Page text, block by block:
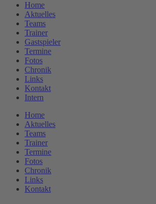
Home
Aktuelles
Teams
Trainer
Gastspieler
Termine
Fotos
Chronik
Links
Kontakt
Intern
Home
Aktuelles
Teams
Trainer
Termine
Fotos
Chronik
Links
Kontakt